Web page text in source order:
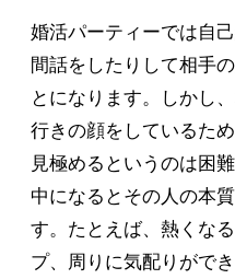
婚活パーティーでは自
間話をしたりして相手
とになります。しかし
行きの顔をしているた
見極めるというのは困
中になるとその人の本
す。たとえば、熱くな
プ、周りに気配りがで